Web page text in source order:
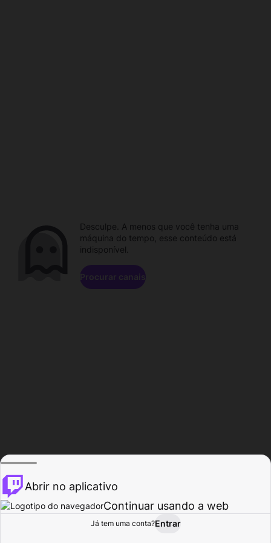
Procurar Atividade
Desculpe. A menos que você tenha uma
máquina do tempo, esse conteúdo está
indisponível.
Procurar canais
Abrir no aplicativo
Continuar usando a web
Já tem uma conta?Entrar